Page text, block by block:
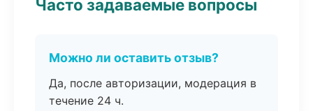
Часто задаваемые вопросы
Можно ли оставить отзыв?
Да, после авторизации, модерация в
течение 24 ч.